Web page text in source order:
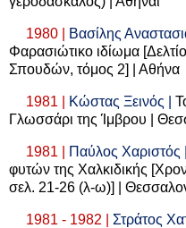
1980 | Βασίλης
Φαρασιώτικο ιδίωμα
Σπουδών, τόμος 2] | Αθήνα
1981 | Κώστας Ξεινός |
Γλωσσάρι της Ίμβρου |
1981 | Παύλος Χαριστός |
φυτών της Χαλκιδικής
σελ. 21-26 (λ-ω)] |
1981 - 1982 | Στράτος